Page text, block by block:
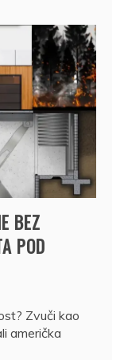
BEZ
POD
Zvuči kao
američka